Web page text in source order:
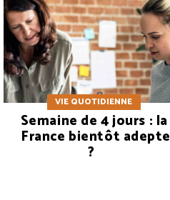
VIE QUOTIDIENNE
Semaine de 4 jours : la
France bientôt adepte
?